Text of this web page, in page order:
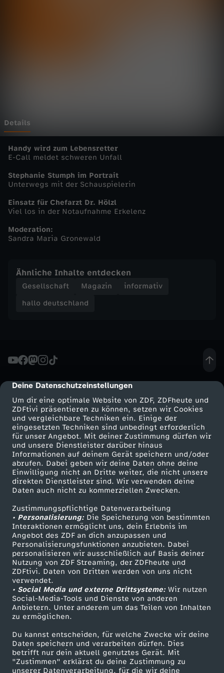
cmp-dialog-description
Deine Datenschutzeinstellungen
Um dir eine optimale Website von ZDF, ZDFheute und
ZDFtivi präsentieren zu können, setzen wir Cookies
und vergleichbare Techniken ein. Einige der
eingesetzten Techniken sind unbedingt erforderlich
für unser Angebot. Mit deiner Zustimmung dürfen wir
und unsere Dienstleister darüber hinaus
Informationen auf deinem Gerät speichern und/oder
abrufen. Dabei geben wir deine Daten ohne deine
Einwilligung nicht an Dritte weiter, die nicht unsere
direkten Dienstleister sind. Wir verwenden deine
Daten auch nicht zu kommerziellen Zwecken.
Zustimmungspflichtige Datenverarbeitung
• Personalisierung:Die Speicherung von bestimmten
Interaktionen ermöglicht uns, dein Erlebnis im
Angebot des ZDF an dich anzupassen und
Personalisierungsfunktionen anzubieten. Dabei
personalisieren wir ausschließlich auf Basis deiner
Nutzung von ZDF Streaming, der ZDFheute und
ZDFtivi. Daten von Dritten werden von uns nicht
verwendet.
• Social Media und externe Drittsysteme:Wir nutzen
Social-Media-Tools und Dienste von anderen
Anbietern. Unter anderem um das Teilen von Inhalten
zu ermöglichen.
Du kannst entscheiden, für welche Zwecke wir deine
Daten speichern und verarbeiten dürfen. Dies
betrifft nur dein aktuell genutztes Gerät. Mit
"Zustimmen" erklärst du deine Zustimmung zu
unserer Datenverarbeitung, für die wir deine
l
a
n
d
h
a
l
d
e
u
t
s
c
h
l
a
n
d
v
o
Details
Handy wird zum Lebensretter
E-Call meldet schweren Unfall
Stephanie Stumph im Portrait
Unterwegs mit der Schauspielerin
Einsatz für Chefarzt Dr. Hölzl
Viel los in der Notaufnahme Erkelenz
Moderation:
Sandra Maria Gronewald
Ähnliche Inhalte entdecken
Gesellschaft Magazin
informativ
hallo deutschland
Mehr ZDF
ZDF-Apps
Smart TV
ZDFtext
Livestreams
Sendungen A-Z
TV-Programm
Service
ZDFmitreden
Kontakt zum ZDF
Tickets
Zuschauerservice
Hilfe
ZDF Unternehmen
Karriere
ZDF goes Schule
Werbefernsehen